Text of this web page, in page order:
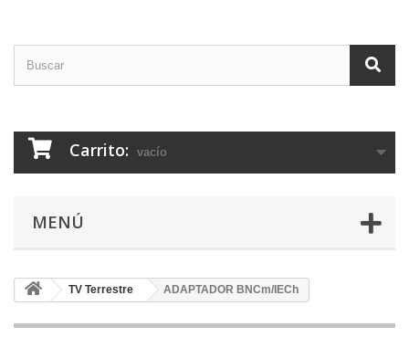
Carrito: vacío
MENÚ
TV Terrestre ADAPTADOR BNCm/IECh